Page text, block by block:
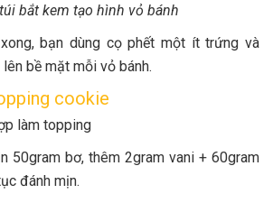
bắt kem tạo hình vỏ bánh
bạn dùng cọ phết một ít trứng và
bề mặt mỗi vỏ bánh.
cookie
làm topping
50gram bơ, thêm 2gram vani + 60gram
đánh mịn.